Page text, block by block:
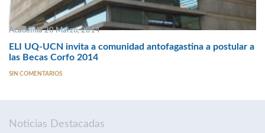
Academia 20 Marzo, 2014
ELI UQ-UCN invita a comunidad antofagastina a postular a
las Becas Corfo 2014
SIN COMENTARIOS
Noticias Destacadas